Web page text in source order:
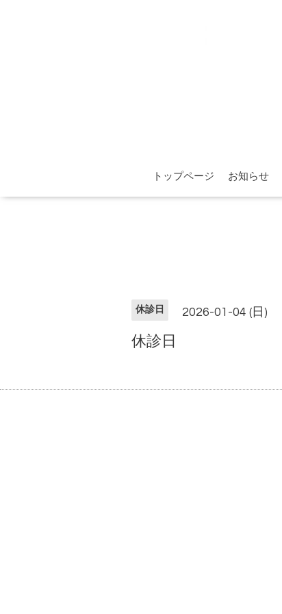
トップページ お知らせ
休診日 2026-01-04 (日)
休診日